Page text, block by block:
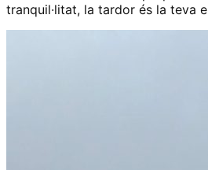
tranquil·litat, la tardor és la teva